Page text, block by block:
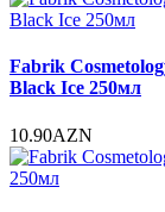
Fabrik
Black Ice 250мл
10.90AZN